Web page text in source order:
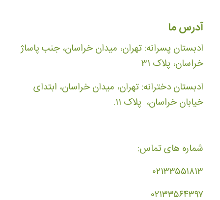
آدرس ما
ادبستان پسرانه: تهران، میدان خراسان، جنب پاساژ
خراسان، پلاک ۳۱
ادبستان دخترانه: تهران، میدان خراسان، ابتدای
خیابان خراسان، پلاک ۱۱.
شماره های تماس:
۰۲۱۳۳۵۵۱۸۱۳
۰۲۱۳۳۵۶۴۳۹۷